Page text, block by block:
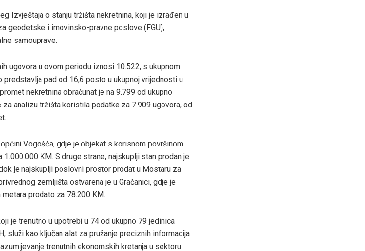
Izvještaja o stanju tržišta nekretnina, koji je izrađen u
geodetske i imovinsko-pravne poslove (FGU),
samouprave.
ugovora u ovom periodu iznosi 10.522, s ukupnom
predstavlja pad od 16,6 posto u ukupnoj vrijednosti u
nekretnina obračunat je na 9.799 od ukupno
za analizu tržišta koristila podatke za 7.909 ugovora, od
Vogošća, gdje je objekat s korisnom površinom
KM. S druge strane, najskuplji stan prodan je
je najskuplji poslovni prostor prodat u Mostaru za
zemljišta ostvarena je u Gračanici, gdje je
prodato za 78.200 KM.
je trenutno u upotrebi u 74 od ukupno 79 jedinica
služi kao ključan alat za pružanje preciznih informacija
trenutnih ekonomskih kretanja u sektoru